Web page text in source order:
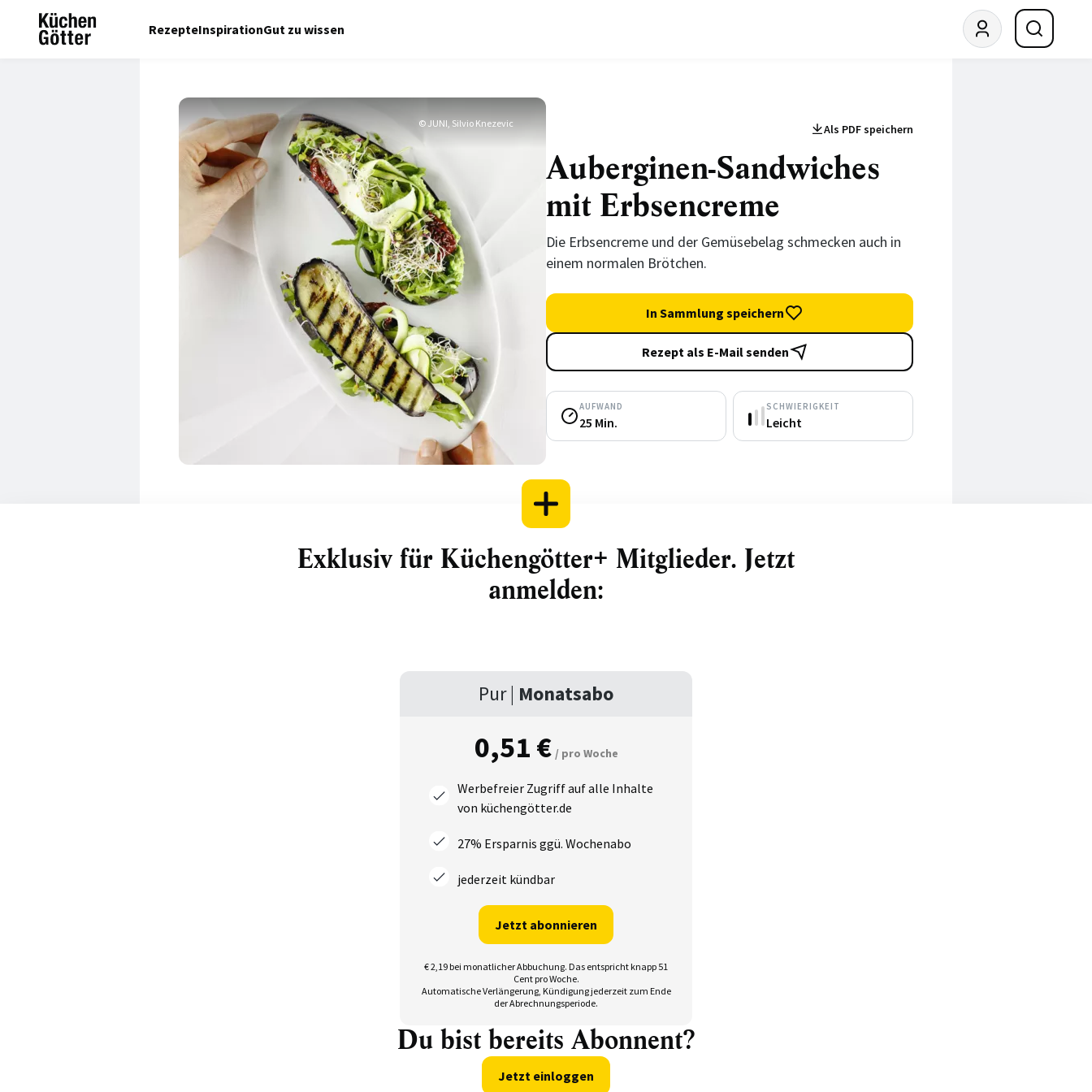
RezepteInspirationGut zu wissen
© JUNI, Silvio Knezevic Als PDF speichern
Auberginen-Sandwiches
mit Erbsencreme
Die Erbsencreme und der Gemüsebelag schmecken auch in
einem normalen Brötchen.
In Sammlung speichern
Rezept als E-Mail senden
AUFWAND
25 Min.
SCHWIERIGKEIT
Leicht
Exklusiv für Küchengötter+ Mitglieder. Jetzt
anmelden:
Pur | Monatsabo
0,51 € / pro Woche
Werbefreier Zugriff auf alle Inhalte
von küchengötter.de
27% Ersparnis ggü. Wochenabo
jederzeit kündbar
Jetzt abonnieren
€ 2,19 bei monatlicher Abbuchung. Das entspricht knapp 51
Cent pro Woche.
Automatische Verlängerung, Kündigung jederzeit zum Ende
der Abrechnungsperiode.
Du bist bereits Abonnent?
Jetzt einloggen